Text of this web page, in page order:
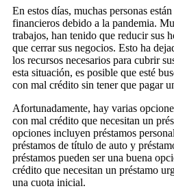
En estos días, muchas personas
financieros debido a la pandemia.
trabajos, han tenido que reducir sus
que cerrar sus negocios. Esto ha
los recursos necesarios para cubrir
esta situación, es posible que esté
con mal crédito sin tener que pagar
Afortunadamente, hay varias
con mal crédito que necesitan un
opciones incluyen préstamos
préstamos de título de auto y
préstamos pueden ser una buena
crédito que necesitan un préstamo
una cuota inicial.